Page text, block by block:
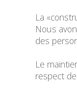
La
Nous
des
Le
respect de